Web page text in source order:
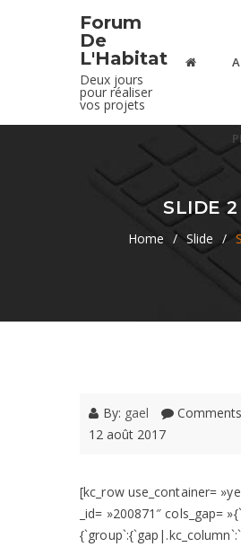
Forum
De
L'Habitat
Deux jours
pour réaliser
vos projets
A
SLIDE 2
Home / Slide /
By: gael
12 août 2017
[kc_row use_container=
_id= »200871″ cols_gap=